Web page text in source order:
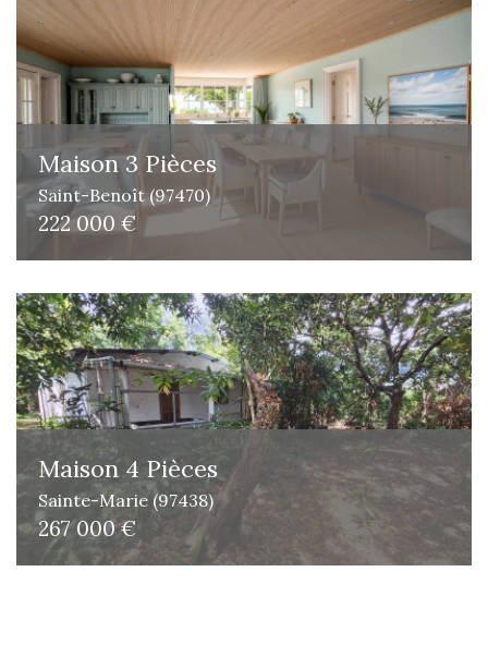
Maison 3 Pièces
Saint-Benoît (97470)
222 000 €
Maison 4 Pièces
Sainte-Marie (97438)
267 000 €